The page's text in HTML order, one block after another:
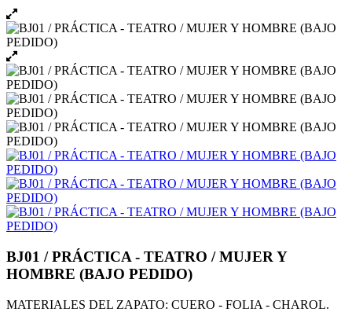
BJ01 / PRÁCTICA - TEATRO / MUJER Y
HOMBRE (BAJO PEDIDO)
MATERIALES DEL ZAPATO: CUERO - FOLIA - CHAROL.